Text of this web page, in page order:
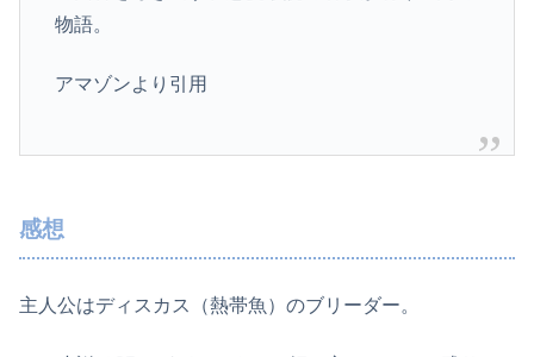
物語。
アマゾンより引用
感想
主人公はディスカス（熱帯魚）のブリーダー。